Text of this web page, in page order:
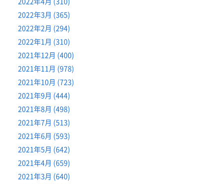
2022年3月 (365)
2022年2月 (294)
2022年1月 (310)
2021年12月 (400)
2021年11月 (978)
2021年10月 (723)
2021年9月 (444)
2021年8月 (498)
2021年7月 (513)
2021年6月 (593)
2021年5月 (642)
2021年4月 (659)
2021年3月 (640)